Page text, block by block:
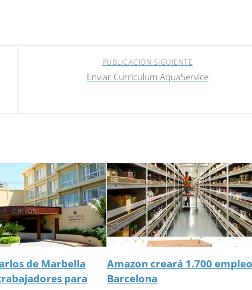
PUBLICACIÓN SIGUIENTE
Enviar Curriculum AquaService
de Marbella
para
Amazon creará 1.700
Barcelona